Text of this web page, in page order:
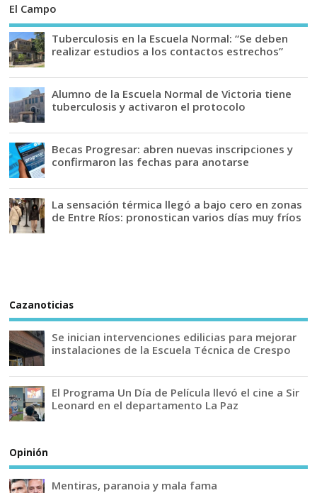
El Campo
Tuberculosis en la Escuela Normal: “Se deben
realizar estudios a los contactos estrechos”
Alumno de la Escuela Normal de Victoria tiene
tuberculosis y activaron el protocolo
Becas Progresar: abren nuevas inscripciones y
confirmaron las fechas para anotarse
La sensación térmica llegó a bajo cero en zonas
de Entre Ríos: pronostican varios días muy fríos
Cazanoticias
Se inician intervenciones edilicias para mejorar
instalaciones de la Escuela Técnica de Crespo
El Programa Un Día de Película llevó el cine a Sir
Leonard en el departamento La Paz
Opinión
Mentiras, paranoia y mala fama